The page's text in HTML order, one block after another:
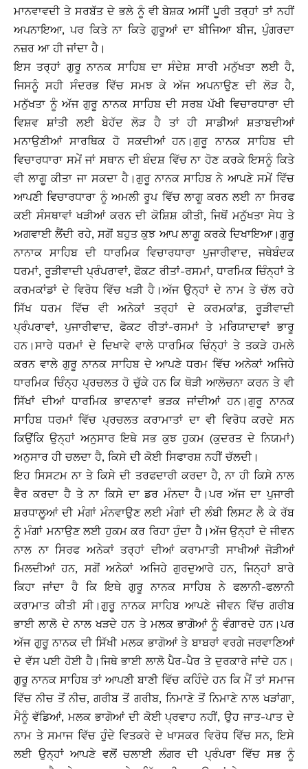
ਮਾਨਵਾਵਦੀ ਤੇ ਸਰਬੱਤ ਦੇ ਭਲੇ ਨੂੰ ਵੀ ਬੇਸ਼ਕ ਅਸੀਂ ਪੂਰੀ ਤਰ੍ਹਾਂ ਤਾਂ ਨਹੀਂ
ਅਪਨਾਇਆ, ਪਰ ਕਿਤੇ ਨਾ ਕਿਤੇ ਗੁਰੂਆਂ ਦਾ ਬੀਜਿਆ ਬੀਜ, ਪੁੰਗਰਦਾ
ਨਜ਼ਰ ਆ ਹੀ ਜਾਂਦਾ ਹੈ।
ਇਸ ਤਰ੍ਹਾਂ ਗੁਰੂ ਨਾਨਕ ਸਾਹਿਬ ਦਾ ਸੰਦੇਸ਼ ਸਾਰੀ ਮਨੁੱਖਤਾ ਲਈ ਹੈ,
ਜਿਸਨੂੰ ਸਹੀ ਸੰਦਰਭ ਵਿੱਚ ਸਮਝ ਕੇ ਅੱਜ ਅਪਨਾਉਣ ਦੀ ਲੋੜ ਹੈ,
ਮਨੁੱਖਤਾ ਨੂੰ ਅੱਜ ਗੁਰੂ ਨਾਨਕ ਸਾਹਿਬ ਦੀ ਸਰਬ ਪੱਖੀ ਵਿਚਾਰਧਾਰਾ ਦੀ
ਵਿਸ਼ਵ ਸ਼ਾਂਤੀ ਲਈ ਬੇਹੱਦ ਲੋੜ ਹੈ ਤਾਂ ਹੀ ਸਾਡੀਆਂ ਸ਼ਤਾਬਦੀਆਂ
ਮਨਾਉਣੀਆਂ ਸਾਰਥਿਕ ਹੋ ਸਕਦੀਆਂ ਹਨ।ਗੁਰੂ ਨਾਨਕ ਸਾਹਿਬ ਦੀ
ਵਿਚਾਰਧਾਰਾ ਸਮੇਂ ਜਾਂ ਸਥਾਨ ਦੀ ਬੰਦਸ਼ ਵਿੱਚ ਨਾ ਹੋਣ ਕਰਕੇ ਇਸਨੂੰ ਕਿਤੇ
ਵੀ ਲਾਗੂ ਕੀਤਾ ਜਾ ਸਕਦਾ ਹੈ।ਗੁਰੂ ਨਾਨਕ ਸਾਹਿਬ ਨੇ ਆਪਣੇ ਸਮੇਂ ਵਿੱਚ
ਆਪਣੀ ਵਿਚਾਰਧਾਰਾ ਨੂੰ ਅਮਲੀ ਰੂਪ ਵਿੱਚ ਲਾਗੂ ਕਰਨ ਲਈ ਨਾ ਸਿਰਫ
ਕਈ ਸੰਸਥਾਵਾਂ ਖੜੀਆਂ ਕਰਨ ਦੀ ਕੋਸ਼ਿਸ਼ ਕੀਤੀ, ਜਿਥੋਂ ਮਨੁੱਖਤਾ ਸੇਧ ਤੇ
ਅਗਵਾਈ ਲੈਂਦੀ ਰਹੇ, ਸਗੋਂ ਬਹੁਤ ਕੁਝ ਆਪ ਲਾਗੂ ਕਰਕੇ ਦਿਖਾਇਆ।ਗੁਰੂ
ਨਾਨਾਕ ਸਾਹਿਬ ਦੀ ਧਾਰਮਿਕ ਵਿਚਾਰਧਾਰਾ ਪੁਜਾਰੀਵਾਦ, ਜਥੇਬੰਦਕ
ਧਰਮਾਂ, ਰੂੜੀਵਾਦੀ ਪ੍ਰੰਪਰਾਵਾਂ, ਫੋਕਟ ਰੀਤਾਂ-ਰਸਮਾਂ, ਧਾਰਮਿਕ ਚਿੰਨ੍ਹਾਂ ਤੇ
ਕਰਮਕਾਂਡਾਂ ਦੇ ਵਿਰੋਧ ਵਿੱਚ ਖੜੀ ਹੈ।ਅੱਜ ਉਨ੍ਹਾਂ ਦੇ ਨਾਮ ਤੇ ਚੱਲ ਰਹੇ
ਸਿੱਖ ਧਰਮ ਵਿੱਚ ਵੀ ਅਨੇਕਾਂ ਤਰ੍ਹਾਂ ਦੇ ਕਰਮਕਾਂਡ, ਰੂੜੀਵਾਦੀ
ਪ੍ਰੰਪਰਾਵਾਂ, ਪੁਜਾਰੀਵਾਦ, ਫੋਕਟ ਰੀਤਾਂ-ਰਸਮਾਂ ਤੇ ਮਰਿਯਾਦਾਵਾਂ ਭਾਰੂ
ਹਨ।ਸਾਰੇ ਧਰਮਾਂ ਦੇ ਦਿਖਾਵੇ ਵਾਲੇ ਧਾਰਮਿਕ ਚਿੰਨ੍ਹਾਂ ਤੇ ਤਕੜੇ ਹਮਲੇ
ਕਰਨ ਵਾਲੇ ਗੁਰੂ ਨਾਨਕ ਸਾਹਿਬ ਦੇ ਆਪਣੇ ਧਰਮ ਵਿੱਚ ਅਨੇਕਾਂ ਅਜਿਹੇ
ਧਾਰਮਿਕ ਚਿੰਨ੍ਹ ਪ੍ਰਚਲਤ ਹੋ ਚੁੱਕੇ ਹਨ ਕਿ ਥੋੜੀ ਆਲੋਚਨਾ ਕਰਨ ਤੇ ਵੀ
ਸਿੱਖਾਂ ਦੀਆਂ ਧਾਰਮਿਕ ਭਾਵਨਾਵਾਂ ਭੜਕ ਜਾਂਦੀਆਂ ਹਨ।ਗੁਰੂ ਨਾਨਕ
ਸਾਹਿਬ ਧਰਮਾਂ ਵਿੱਚ ਪ੍ਰਚਲਤ ਕਰਾਮਾਤਾਂ ਦਾ ਵੀ ਵਿਰੋਧ ਕਰਦੇ ਸਨ
ਕਿਉਂਕਿ ਉਨ੍ਹਾਂ ਅਨੁਸਾਰ ਇਥੇ ਸਭ ਕੁਝ ਹੁਕਮ (ਕੁਦਰਤ ਦੇ ਨਿਯਮਾਂ)
ਅਨੁਸਾਰ ਹੀ ਚਲਦਾ ਹੈ, ਕਿਸੇ ਦੀ ਕੋਈ ਸਿਫਾਰਸ਼ ਨਹੀਂ ਚੱਲਦੀ।
ਇਹ ਸਿਸਟਮ ਨਾ ਤੇ ਕਿਸੇ ਦੀ ਤਰਫਦਾਰੀ ਕਰਦਾ ਹੈ, ਨਾ ਹੀ ਕਿਸੇ ਨਾਲ
ਵੈਰ ਕਰਦਾ ਹੈ ਤੇ ਨਾ ਕਿਸੇ ਦਾ ਡਰ ਮੰਨਦਾ ਹੈ।ਪਰ ਅੱਜ ਦਾ ਪੁਜਾਰੀ
ਸ਼ਰਧਾਲੂਆਂ ਦੀ ਮੰਗਾਂ ਮੰਨਵਾਉਣ ਲਈ ਮੰਗਾਂ ਦੀ ਲੰਬੀ ਲਿਸਟ ਲੈ ਕੇ ਰੱਬ
ਨੂੰ ਮੰਗਾਂ ਮਨਾਉਣ ਲਈ ਹੁਕਮ ਕਰ ਰਿਹਾ ਹੁੰਦਾ ਹੈ।ਅੱਜ ਉਨ੍ਹਾਂ ਦੇ ਜੀਵਨ
ਨਾਲ ਨਾ ਸਿਰਫ ਅਨੇਕਾਂ ਤਰ੍ਹਾਂ ਦੀਆਂ ਕਰਾਮਾਤੀ ਸਾਖੀਆਂ ਜੋੜੀਆਂ
ਮਿਲਦੀਆਂ ਹਨ, ਸਗੋਂ ਅਨੇਕਾਂ ਅਜਿਹੇ ਗੁਰਦੁਆਰੇ ਹਨ, ਜਿਨ੍ਹਾਂ ਬਾਰੇ
ਕਿਹਾ ਜਾਂਦਾ ਹੈ ਕਿ ਇਥੇ ਗੁਰੂ ਨਾਨਕ ਸਾਹਿਬ ਨੇ ਫਲਾਨੀ-ਫਲਾਨੀ
ਕਰਾਮਾਤ ਕੀਤੀ ਸੀ।ਗੁਰੂ ਨਾਨਕ ਸਾਹਿਬ ਆਪਣੇ ਜੀਵਨ ਵਿੱਚ ਗਰੀਬ
ਭਾਈ ਲਾਲੋ ਦੇ ਨਾਲ ਖੜਦੇ ਹਨ ਤੇ ਮਲਕ ਭਾਗੋਆਂ ਨੂੰ ਵੰਗਾਰਦੇ ਹਨ।ਪਰ
ਅੱਜ ਗੁਰੂ ਨਾਨਕ ਦੀ ਸਿੱਖੀ ਮਲਕ ਭਾਗੋਆਂ ਤੇ ਬਾਬਰਾਂ ਵਰਗੇ ਜਰਵਾਣਿਆਂ
ਦੇ ਵੱਸ ਪਈ ਹੋਈ ਹੈ।ਜਿਥੇ ਭਾਈ ਲਾਲੋ ਪੈਰ-ਪੈਰ ਤੇ ਦੁਰਕਾਰੇ ਜਾਂਦੇ ਹਨ।
ਗੁਰੂ ਨਾਨਕ ਸਾਹਿਬ ਤਾਂ ਆਪਣੀ ਬਾਣੀ ਵਿੱਚ ਕਹਿੰਦੇ ਹਨ ਕਿ ਮੈਂ ਤਾਂ ਸਮਾਜ
ਵਿੱਚ ਨੀਚ ਤੋਂ ਨੀਚ, ਗਰੀਬ ਤੋਂ ਗਰੀਬ, ਨਿਮਾਣੇ ਤੋਂ ਨਿਮਾਣੇ ਨਾਲ ਖੜਾਂਗਾ,
ਮੈਨੂੰ ਵੱਡਿਆਂ, ਮਲਕ ਭਾਗੋਆਂ ਦੀ ਕੋਈ ਪ੍ਰਵਾਹ ਨਹੀਂ, ਉਹ ਜਾਤ-ਪਾਤ ਦੇ
ਨਾਮ ਤੇ ਸਮਾਜ ਵਿੱਚ ਹੁੰਦੇ ਵਿਤਕਰੇ ਦੇ ਖਾਸਕਰ ਵਿਰੋਧ ਵਿੱਚ ਸਨ, ਇਸੇ
ਲਈ ਉਨ੍ਹਾਂ ਆਪਣੇ ਵਲੋਂ ਚਲਾਈ ਲੰਗਰ ਦੀ ਪ੍ਰੰਪਰਾ ਵਿੱਚ ਸਭ ਨੂੰ